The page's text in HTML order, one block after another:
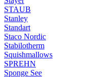
STAUB
Stanley
Standart
Staco Nordic
Stabilotherm
Squishmallows
SPREHN
Sponge See